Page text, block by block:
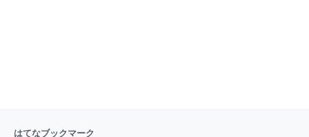
はてなブックマーク